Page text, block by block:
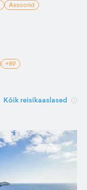
Assoorid
+89
Kõik reisikaaslased